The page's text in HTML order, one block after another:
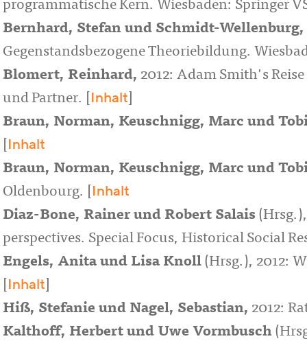
programmatische Kern. Wiesbaden: Springer
Bernhard, Stefan und Schmidt-
Gegenstandsbezogene Theoriebildung.
Blomert, Reinhard, 2012: Adam Smith's
und Partner. [ Inhalt
Braun, Norman, Keuschnigg, Marc und
Inhalt
Braun, Norman, Keuschnigg, Marc und
Oldenbourg. [ Inhalt
Diaz-Bone, Rainer und Robert Salais
perspectives. Special Focus, Historical Social
Engels, Anita und Lisa Knoll (Hrsg.), 2012:
Inhalt
Hiß, Stefanie und Nagel, Sebastian, 2012:
Kalthoff, Herbert und Uwe Vormbusch